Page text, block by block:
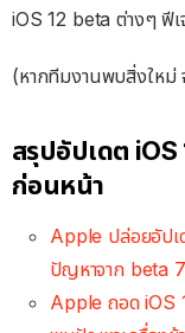
iOS 12 beta ต่างๆ ฟี
(หากทีมงานพบสิ่งใหม่
สรุปอัปเดต iOS
ก่อนหน้า
Apple ปล่อยอัป
ปัญหาจาก beta 7
Apple ถอด iOS